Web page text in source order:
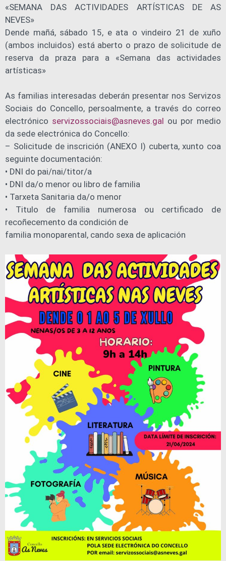
«SEMANA DAS ACTIVIDADES ARTÍSTICAS DE AS
NEVES»
Dende mañá, sábado 15, e ata o vindeiro 21 de xuño
(ambos incluidos) está aberto o prazo de solicitude de
reserva da praza para a «Semana das actividades
artísticas»
As familias interesadas deberán presentar nos Servizos
Sociais do Concello, persoalmente, a través do correo
electrónico servizossociais@asneves.gal ou por medio
da sede electrónica do Concello:
– Solicitude de inscrición (ANEXO I) cuberta, xunto coa
seguinte documentación:
• DNI do pai/nai/titor/a
• DNI da/o menor ou libro de familia
• Tarxeta Sanitaria da/o menor
• Titulo de familia numerosa ou certificado de
recoñecemento da condición de
familia monoparental, cando sexa de aplicación